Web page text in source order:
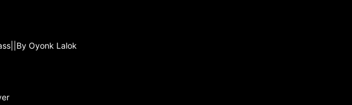
Oyonk Lalok